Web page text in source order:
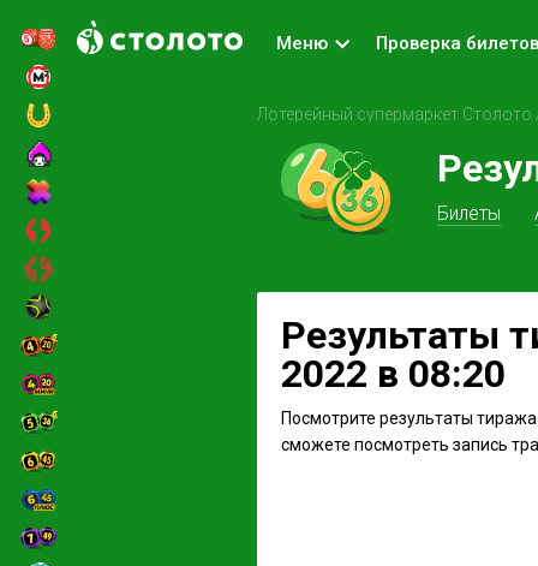
Меню Проверка билетов
Лотерейный супермаркет Столото
Билеты
Результаты
2022 в 08:20
Посмотрите результаты
сможете посмотреть запись